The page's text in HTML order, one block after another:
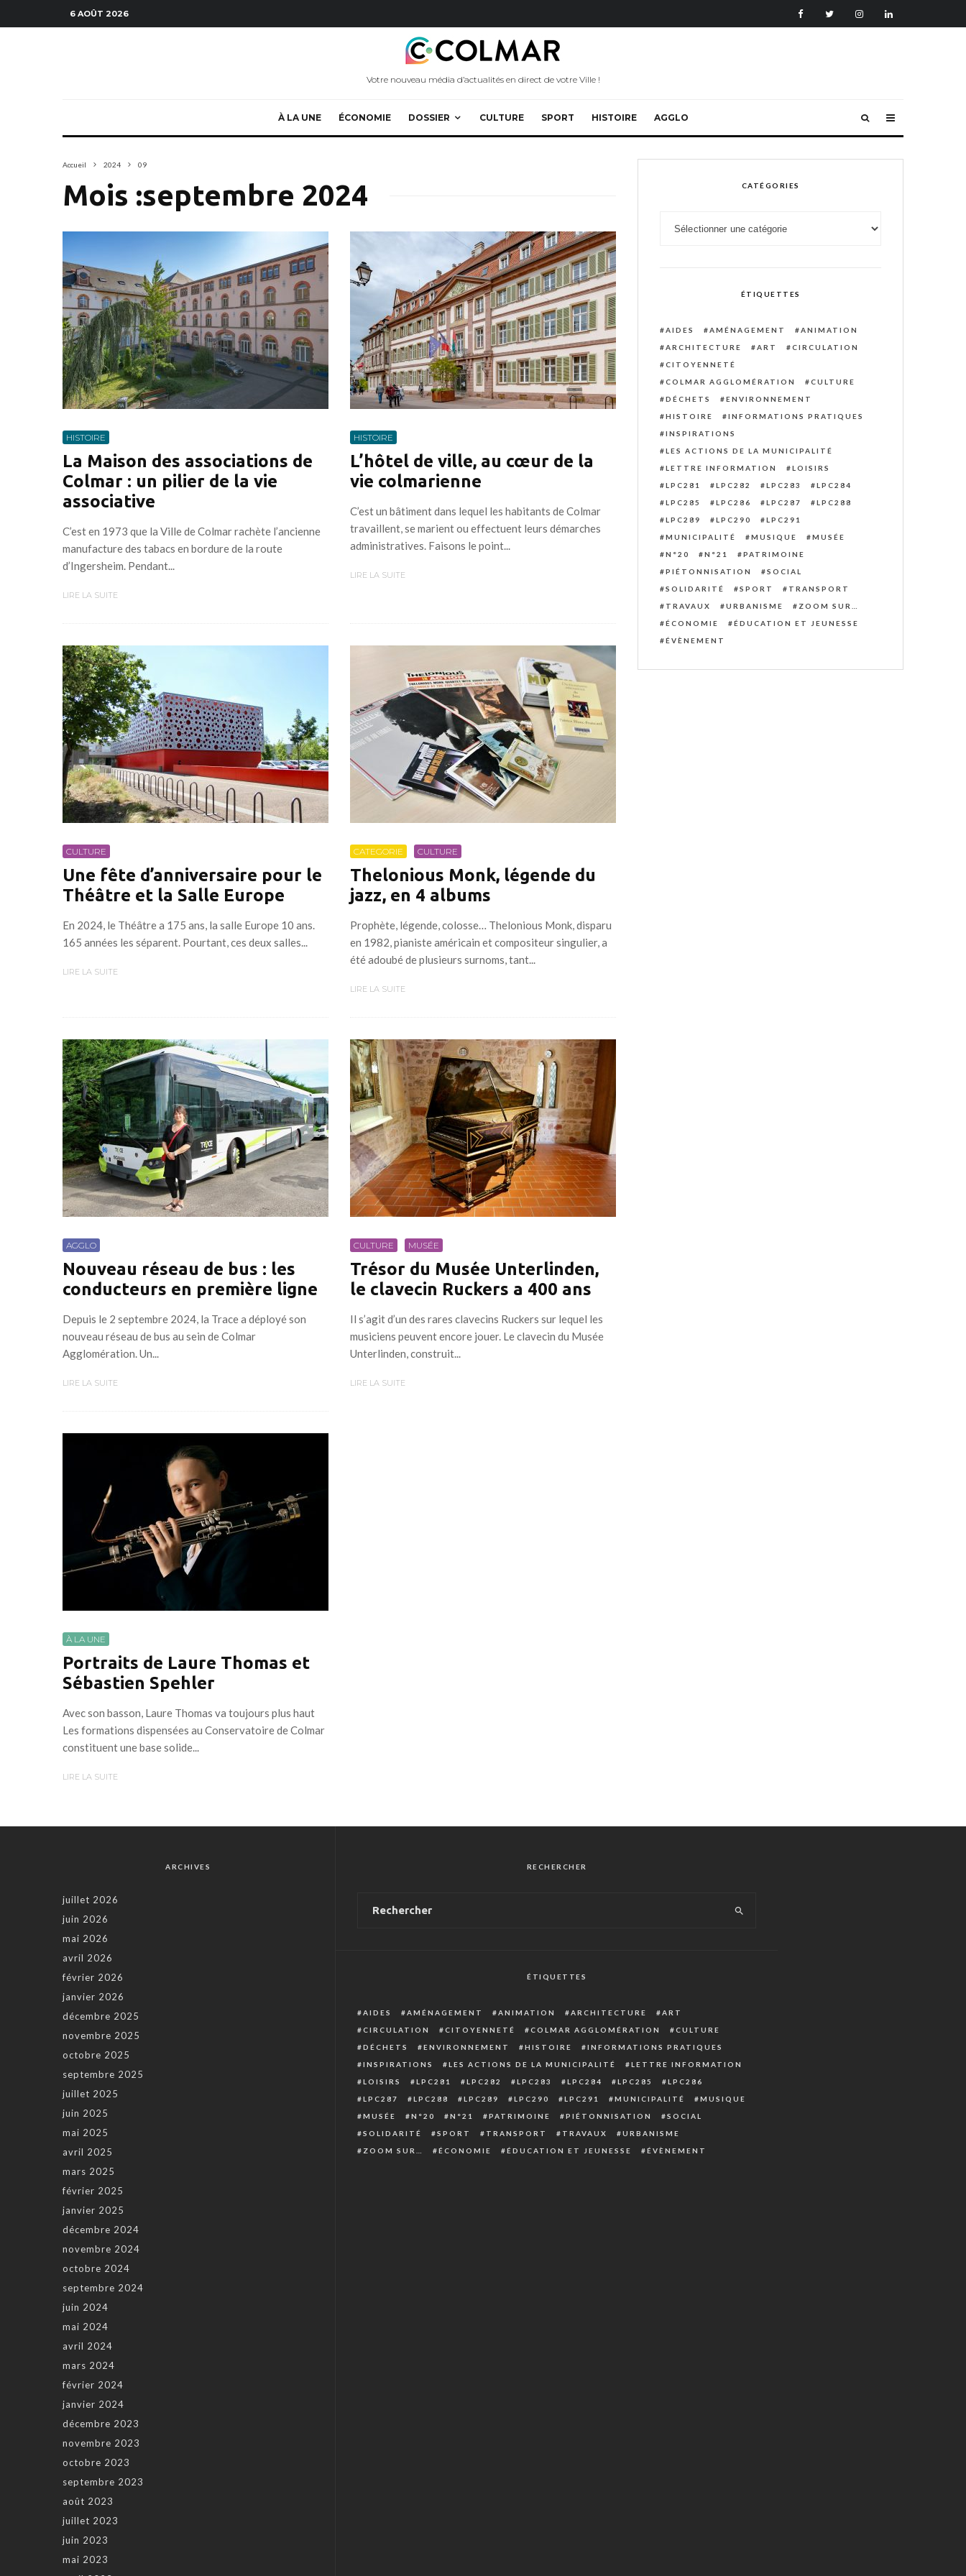
6 AOÛT 2026
Votre nouveau média d’actualités en direct de votre Ville !
À LA UNE ÉCONOMIE DOSSIER CULTURE SPORT HISTOIRE AGGLO
Accueil 2024 09
Mois :septembre 2024
HISTOIRE
La Maison des associations de
Colmar : un pilier de la vie
associative
C’est en 1973 que la Ville de Colmar rachète l’ancienne
manufacture des tabacs en bordure de la route
d’Ingersheim. Pendant...
LIRE LA SUITE
HISTOIRE
L’hôtel de ville, au cœur de la
vie colmarienne
C’est un bâtiment dans lequel les habitants de Colmar
travaillent, se marient ou effectuent leurs démarches
administratives. Faisons le point...
LIRE LA SUITE
CULTURE
Une fête d’anniversaire pour le
Théâtre et la Salle Europe
En 2024, le Théâtre a 175 ans, la salle Europe 10 ans.
165 années les séparent. Pourtant, ces deux salles...
LIRE LA SUITE
CATEGORIE CULTURE
Thelonious Monk, légende du
jazz, en 4 albums
Prophète, légende, colosse… Thelonious Monk, disparu
en 1982, pianiste américain et compositeur singulier, a
été adoubé de plusieurs surnoms, tant...
LIRE LA SUITE
AGGLO
Nouveau réseau de bus : les
conducteurs en première ligne
Depuis le 2 septembre 2024, la Trace a déployé son
nouveau réseau de bus au sein de Colmar
Agglomération. Un...
LIRE LA SUITE
CULTURE MUSÉE
Trésor du Musée Unterlinden,
le clavecin Ruckers a 400 ans
Il s’agit d’un des rares clavecins Ruckers sur lequel les
musiciens peuvent encore jouer. Le clavecin du Musée
Unterlinden, construit...
LIRE LA SUITE
À LA UNE
Portraits de Laure Thomas et
Sébastien Spehler
Avec son basson, Laure Thomas va toujours plus haut
Les formations dispensées au Conservatoire de Colmar
constituent une base solide...
LIRE LA SUITE
CATÉGORIES
ÉTIQUETTES
AIDES AMÉNAGEMENT
ANIMATION
ARCHITECTURE
ART
CIRCULATION
CITOYENNETÉ
COLMAR AGGLOMÉRATION
CULTURE
DÉCHETS
ENVIRONNEMENT
HISTOIRE
INFORMATIONS PRATIQUES
INSPIRATIONS
LES ACTIONS DE LA MUNICIPALITÉ
LETTRE INFORMATION
LOISIRS
LPC281
LPC282 LPC283
LPC284
LPC285
LPC286 LPC287
LPC288
LPC289
LPC290
LPC291
MUNICIPALITÉ
MUSIQUE
MUSÉE
N°20
N°21
PATRIMOINE
PIÉTONNISATION
SOCIAL
SOLIDARITÉ
SPORT
TRANSPORT
TRAVAUX
URBANISME
ZOOM SUR…
ÉCONOMIE
ÉDUCATION ET JEUNESSE
ÉVÈNEMENT
ARCHIVES
juillet 2026
juin 2026
mai 2026
avril 2026
février 2026
janvier 2026
décembre 2025
novembre 2025
octobre 2025
septembre 2025
juillet 2025
juin 2025
mai 2025
avril 2025
mars 2025
février 2025
janvier 2025
décembre 2024
novembre 2024
octobre 2024
septembre 2024
juin 2024
mai 2024
avril 2024
mars 2024
février 2024
janvier 2024
décembre 2023
novembre 2023
octobre 2023
septembre 2023
août 2023
juillet 2023
juin 2023
mai 2023
RECHERCHER
ÉTIQUETTES
AIDES AMÉNAGEMENT ANIMATION ARCHITECTURE
ART
CIRCULATION
CITOYENNETÉ COLMAR AGGLOMÉRATION
CULTURE
DÉCHETS
ENVIRONNEMENT HISTOIRE
INFORMATIONS PRATIQUES
INSPIRATIONS
LES ACTIONS DE LA MUNICIPALITÉ
LETTRE INFORMATION
LOISIRS
LPC281 LPC282 LPC283 LPC284 LPC285
LPC286
LPC287
LPC288 LPC289 LPC290 LPC291 MUNICIPALITÉ
MUSIQUE
MUSÉE
N°20 N°21 PATRIMOINE PIÉTONNISATION
SOCIAL
SOLIDARITÉ
SPORT TRANSPORT TRAVAUX
URBANISME
ZOOM SUR…
ÉCONOMIE ÉDUCATION ET JEUNESSE ÉVÈNEMENT